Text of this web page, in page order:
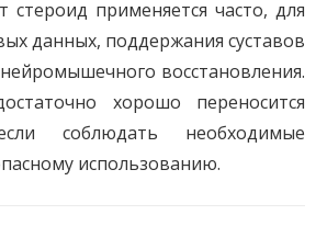
стероид применяется часто, для
данных, поддержания суставов
восстановления.
хорошо переносится
соблюдать необходимые
использованию.